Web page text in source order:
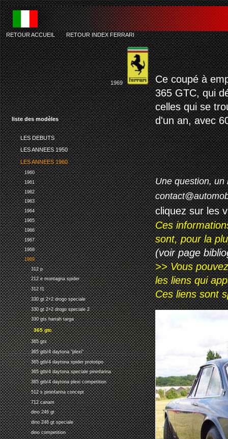
liste des modèles
LES DEBUTS
LES ANNEES 1950
LES ANNEES 1960
1960
1961
1962
1963
1964
1965
1966
1967
1968
1969
312 p
212 e montagna spider
312 f1
330 gt 2+2 drogo speciale
330 gt 2+2 drogo speciale 2
330 gts harrah targa
365 gtc
365 gts
365 gtb/4 daytona "plexi"
365 gtb/4 daytona spider prototipo
365 gtb/4 daytona speciale pininfarina
365 gtb/4 daytona plexi competition
512 s pininfarina concept
712 canam
dino 246 gt
dino 246 gt speciale
dino competition
RETOUR ACCUEIL-RETOUR INDEX FERRARI
1969
Ce coupé à
365 GTC, qui
celles qui se
d'un an, avec
Une question, un
cliquez sur les
Ces
sont, pour la
(voir page
>> Vous
les liens qui
Ces liens sont